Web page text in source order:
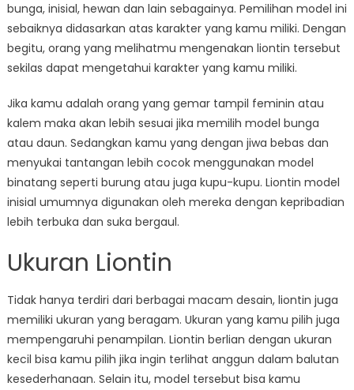
bunga, inisial, hewan dan lain sebagainya. Pemilihan model ini
sebaiknya didasarkan atas karakter yang kamu miliki. Dengan
begitu, orang yang melihatmu mengenakan liontin tersebut
sekilas dapat mengetahui karakter yang kamu miliki.
Jika kamu adalah orang yang gemar tampil feminin atau
kalem maka akan lebih sesuai jika memilih model bunga
atau daun. Sedangkan kamu yang dengan jiwa bebas dan
menyukai tantangan lebih cocok menggunakan model
binatang seperti burung atau juga kupu-kupu. Liontin model
inisial umumnya digunakan oleh mereka dengan kepribadian
lebih terbuka dan suka bergaul.
Ukuran Liontin
Tidak hanya terdiri dari berbagai macam desain, liontin juga
memiliki ukuran yang beragam. Ukuran yang kamu pilih juga
mempengaruhi penampilan. Liontin berlian dengan ukuran
kecil bisa kamu pilih jika ingin terlihat anggun dalam balutan
kesederhanaan. Selain itu, model tersebut bisa kamu